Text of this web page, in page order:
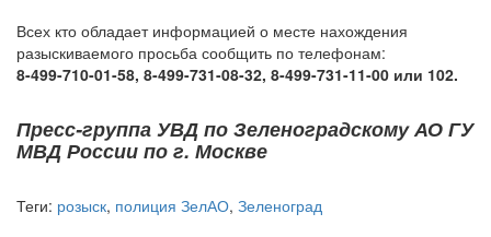
Всех кто обладает информацией о месте нахождения
разыскиваемого просьба сообщить по телефонам:
8-499-710-01-58, 8-499-731-08-32, 8-499-731-11-00 или 102.
Пресс-группа УВД по Зеленоградскому АО ГУ
МВД России по г. Москве
Теги: розыск, полиция ЗелАО, Зеленоград